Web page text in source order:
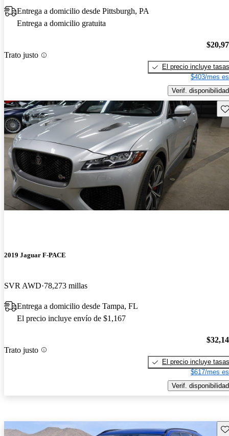
Entrega a domicilio desde Pittsburgh, PA
Entrega a domicilio gratuita
Trato justo
El precio incluye tasas
$403/mes
Verif. disponibilidad
2019 Jaguar F-PACE
SVR AWD 78,273 millas
Entrega a domicilio desde Tampa, FL
El precio incluye envío de $1,167
Trato justo
El precio incluye tasas
$617/mes
Verif. disponibilidad